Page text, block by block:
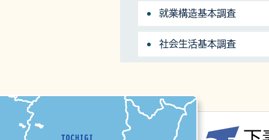
就業構造基本調査
社会生活基本調査